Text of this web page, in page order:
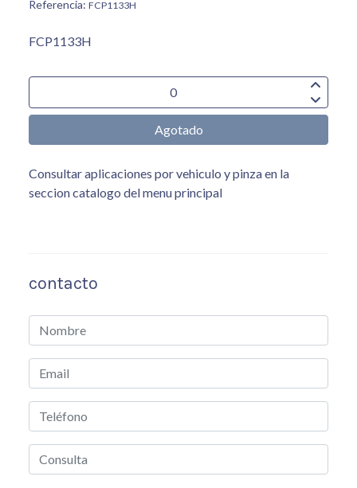
Referencia: FCP1133H
FCP1133H
Agotado
Consultar aplicaciones por vehiculo y pinza en la
seccion catalogo del menu principal
contacto